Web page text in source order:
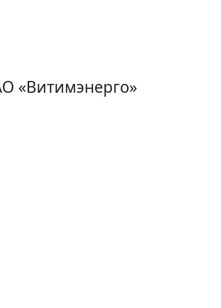
«Витимэнерго»